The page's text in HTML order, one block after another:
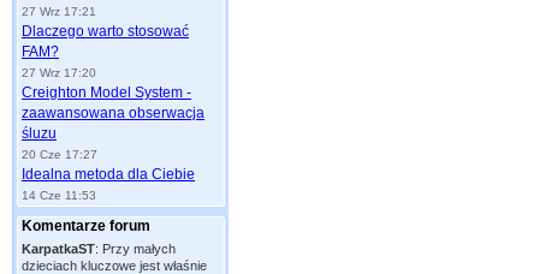
27 Wrz 17:21
Dlaczego warto stosować
FAM?
27 Wrz 17:20
Creighton Model System -
zaawansowana obserwacja
śluzu
20 Cze 17:27
Idealna metoda dla Ciebie
14 Cze 11:53
Komentarze forum
KarpatkaST: Przy małych
dzieciach kluczowe jest właśnie